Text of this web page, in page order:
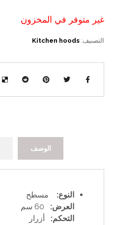
غير متوفر في المخزون
التصنيف:Kitchen hoods
الوصف
النوع: مسطح
العرض:
التحكم:
أزرار